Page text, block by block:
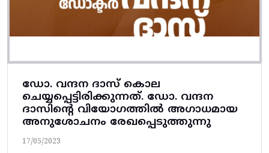
ഡോ. വന്ദന ദാസ് കൊല
ചെയ്യപ്പെട്ടിരിക്കുന്നത്. ഡോ. വന്ദന
ദാസിന്റെ വിയോഗത്തിൽ അഗാധമായ
അനുശോചനം രേഖപ്പെടുത്തുന്നു
17/05/2023